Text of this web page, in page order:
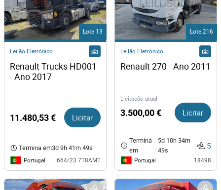
Lote 13
Leilão Eletrónico
Renault Trucks HD001
· Ano 2017
11.480,53 € Licitar
Termina em3d 9h 41m 49s
Portugal 664/23.7T8AMT
Lote 216
Leilão Eletrónico
Renault 270 · Ano 2011
Licitação atual
3.500,00 € Licitar
Termina
em
5d 10h 34m
49s
5
Portugal 18498